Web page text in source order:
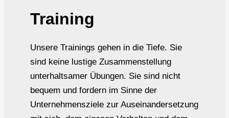
Training
Unsere Trainings gehen in die Tiefe. Sie
sind keine lustige Zusammenstellung
unterhaltsamer Übungen. Sie sind nicht
bequem und fordern im Sinne der
Unternehmensziele zur Auseinandersetzung